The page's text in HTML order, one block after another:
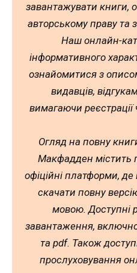
завантажувати книги,
авторському праву та
Наш онлайн-
інформативного
ознайомитися з
видавців,
вимагаючи
Огляд на повну
Макфадден містить
офіційні платформи,
скачати повну
мовою. Доступні
завантаження,
та pdf. Також
прослуховування